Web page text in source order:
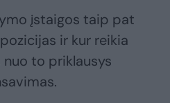
įstaigos taip pat
ir kur reikia
to priklausys